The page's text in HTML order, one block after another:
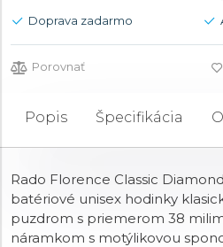
Doprava zadarmo
Porovnať
Popis Špecifikácia
Rado Florence Classic
batériové unisex hodinky
puzdrom s priemerom 38
náramkom s motýlikovou